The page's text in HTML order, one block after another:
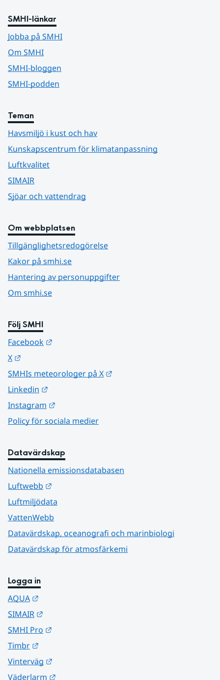
SMHI-länkar
Jobba på SMHI
Om SMHI
SMHI-bloggen
SMHI-podden
Teman
Havsmiljö i kust och hav
Kunskapscentrum för klimatanpassning
Luftkvalitet
SIMAIR
Sjöar och vattendrag
Om webbplatsen
Tillgänglighetsredogörelse
Kakor på smhi.se
Hantering av personuppgifter
Om smhi.se
Följ SMHI
Facebook
X
SMHIs meteorologer på X
Linkedin
Instagram
Policy för sociala medier
Datavärdskap
Nationella emissionsdatabasen
Luftwebb
Luftmiljödata
VattenWebb
Datavärdskap, oceanografi och marinbiologi
Datavärdskap för atmosfärkemi
Logga in
AQUA
SIMAIR
SMHI Pro
Timbr
Vinterväg
Väderlarm